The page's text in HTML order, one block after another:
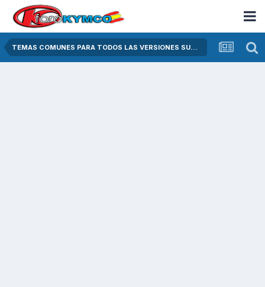
TEMAS COMUNES PARA TODOS LAS VERSIONES SUPER DINK